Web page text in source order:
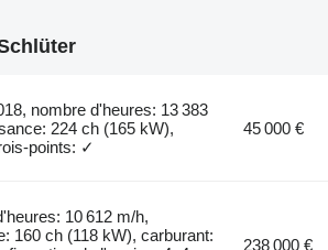
nombre d'heures: 13 383
224 ch (165 kW),
points: ✓
45 000 €
10 612 m/h,
160 ch (118 kW), carburant:
238 000 €